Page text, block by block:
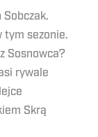
Sobczak.
tym sezonie.
Sosnowca?
rywale
Skrą